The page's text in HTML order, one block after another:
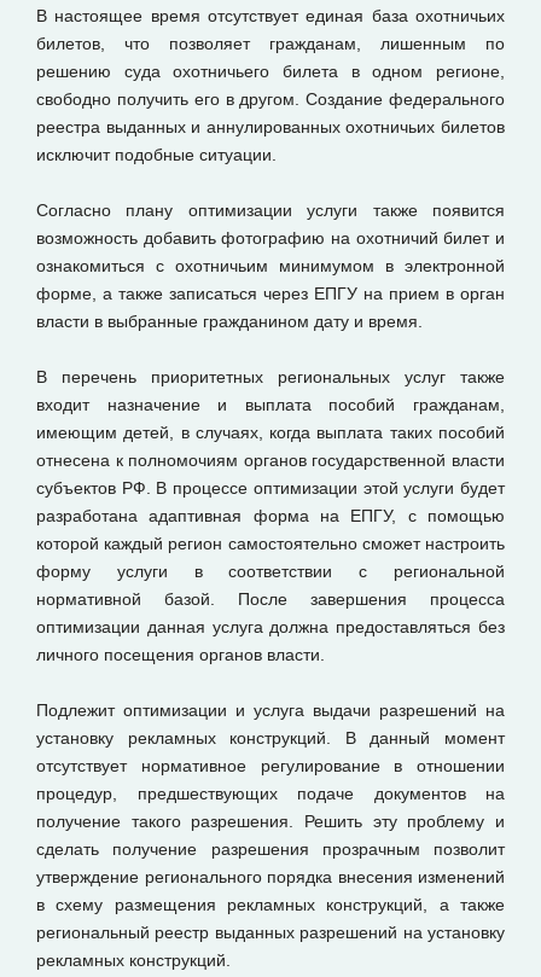
В настоящее время отсутствует единая база охотничьих
билетов, что позволяет гражданам, лишенным по
решению суда охотничьего билета в одном регионе,
свободно получить его в другом. Создание федерального
реестра выданных и аннулированных охотничьих билетов
исключит подобные ситуации.
Согласно плану оптимизации услуги также появится
возможность добавить фотографию на охотничий билет и
ознакомиться с охотничьим минимумом в электронной
форме, а также записаться через ЕПГУ на прием в орган
власти в выбранные гражданином дату и время.
В перечень приоритетных региональных услуг также
входит назначение и выплата пособий гражданам,
имеющим детей, в случаях, когда выплата таких пособий
отнесена к полномочиям органов государственной власти
субъектов РФ. В процессе оптимизации этой услуги будет
разработана адаптивная форма на ЕПГУ, с помощью
которой каждый регион самостоятельно сможет настроить
форму услуги в соответствии с региональной
нормативной базой. После завершения процесса
оптимизации данная услуга должна предоставляться без
личного посещения органов власти.
Подлежит оптимизации и услуга выдачи разрешений на
установку рекламных конструкций. В данный момент
отсутствует нормативное регулирование в отношении
процедур, предшествующих подаче документов на
получение такого разрешения. Решить эту проблему и
сделать получение разрешения прозрачным позволит
утверждение регионального порядка внесения изменений
в схему размещения рекламных конструкций, а также
региональный реестр выданных разрешений на установку
рекламных конструкций.